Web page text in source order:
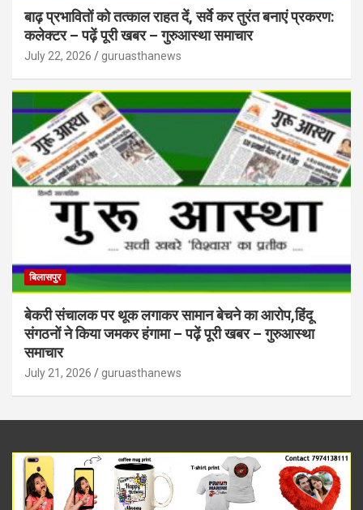
बाढ़ प्रभावितों को तत्काल राहत दें, सर्वे कर तुरंत बनाएं प्रकरण:
कलेक्टर – पढ़ें पूरी खबर – गुरुआस्था समाचार
July 22, 2026 guruasthanews
बिलासपुर
बेकरी संचालक पर थूक लगाकर सामान बेचने का आरोप,हिंदू
संगठनों ने किया जमकर हंगामा – पढ़ें पूरी खबर – गुरुआस्था
समाचार
July 21, 2026 guruasthanews